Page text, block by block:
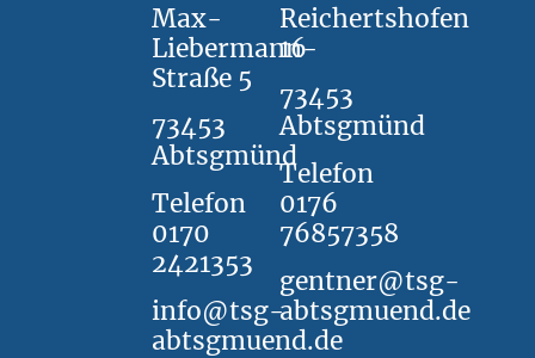
Max-
Liebermann-
Straße 5
73453
Abtsgmünd
Telefon
0170
2421353
info@tsg-
abtsgmuend.de
Reichertshofen
16
73453
Abtsgmünd
Telefon
0176
76857358
gentner@tsg-
abtsgmuend.de